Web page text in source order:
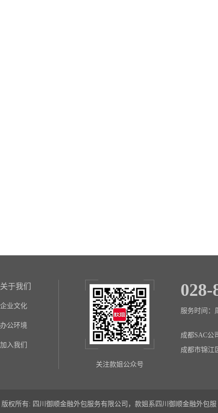
关于我们
企业文化
办公环境
加入我们
关注款姐公众号
028-
服务时间：
成都SAC公
成都市锦江
版权所有: 四川御顺金融外包服务有限公司，款姐系四川御顺金融外包服